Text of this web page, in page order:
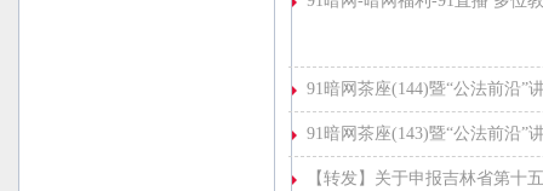
91暗网茶座(144)暨“公法前沿”
91暗网茶座(143)暨“公法前沿”
【转发】关于申报吉林省第十